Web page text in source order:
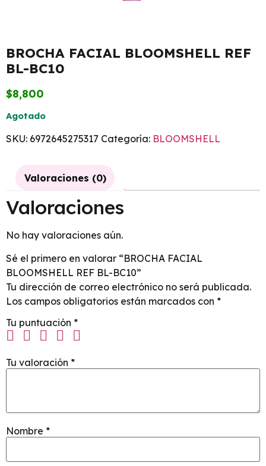
BROCHA FACIAL BLOOMSHELL REF
BL-BC10
$8,800
Agotado
SKU: 6972645275317 Categoría: BLOOMSHELL
Valoraciones (0)
Valoraciones
No hay valoraciones aún.
Sé el primero en valorar “BROCHA FACIAL
BLOOMSHELL REF BL-BC10”
Tu dirección de correo electrónico no será publicada.
Los campos obligatorios están marcados con *
Tu puntuación *
Tu valoración *
Nombre *